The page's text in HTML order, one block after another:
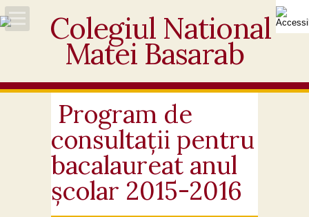
Acasă
Noutăți
Personal
Program de
consultații pentru
bacalaureat anul
școlar 2015-2016